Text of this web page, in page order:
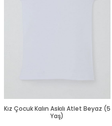
Kız Çocuk Kalın Askılı Atlet Beyaz (5
Yaş)